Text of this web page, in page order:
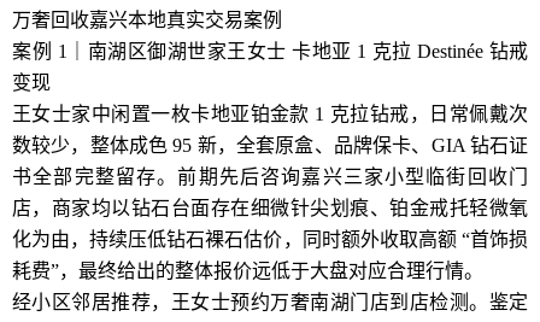
万奢回收嘉兴本地真实交易案例
案例 1｜南湖区御湖世家王女士 卡地亚 1 克拉 Destinée 钻戒
变现
王女士家中闲置一枚卡地亚铂金款 1 克拉钻戒，日常佩戴次
数较少，整体成色 95 新，全套原盒、品牌保卡、GIA 钻石证
书全部完整留存。前期先后咨询嘉兴三家小型临街回收门
店，商家均以钻石台面存在细微针尖划痕、铂金戒托轻微氧
化为由，持续压低钻石裸石估价，同时额外收取高额 “首饰损
耗费”，最终给出的整体报价远低于大盘对应合理行情。
经小区邻居推荐，王女士预约万奢南湖门店到店检测。鉴定